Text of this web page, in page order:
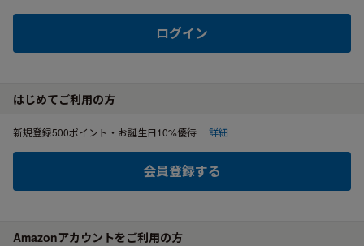
ログイン
はじめてご利用の方
新規登録500ポイント・お誕生日10%優待 詳細
会員登録する
Amazonアカウントをご利用の方